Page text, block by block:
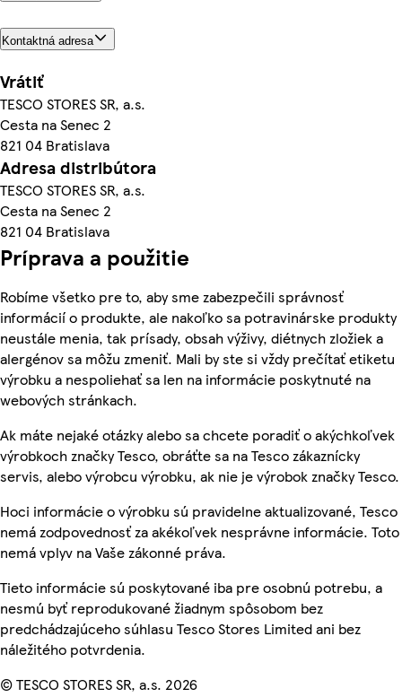
Kontaktná adresa
Vrátiť
TESCO STORES SR, a.s.
Cesta na Senec 2
821 04 Bratislava
Adresa distribútora
TESCO STORES SR, a.s.
Cesta na Senec 2
821 04 Bratislava
Príprava a použitie
Robíme všetko pre to, aby sme zabezpečili správnosť
informácií o produkte, ale nakoľko sa potravinárske produkty
neustále menia, tak prísady, obsah výživy, diétnych zložiek a
alergénov sa môžu zmeniť. Mali by ste si vždy prečítať etiketu
výrobku a nespoliehať sa len na informácie poskytnuté na
webových stránkach.
Ak máte nejaké otázky alebo sa chcete poradiť o akýchkoľvek
výrobkoch značky Tesco, obráťte sa na Tesco zákaznícky
servis, alebo výrobcu výrobku, ak nie je výrobok značky Tesco.
Hoci informácie o výrobku sú pravidelne aktualizované, Tesco
nemá zodpovednosť za akékoľvek nesprávne informácie. Toto
nemá vplyv na Vaše zákonné práva.
Tieto informácie sú poskytované iba pre osobnú potrebu, a
nesmú byť reprodukované žiadnym spôsobom bez
predchádzajúceho súhlasu Tesco Stores Limited ani bez
náležitého potvrdenia.
© TESCO STORES SR, a.s. 2026